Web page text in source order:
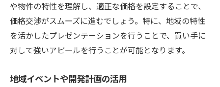
や物件の特性を理解し、適正な価格を設定することで、
価格交渉がスムーズに進むでしょう。特に、地域の特性
を活かしたプレゼンテーションを行うことで、買い手に
対して強いアピールを行うことが可能となります。
地域イベントや開発計画の活用